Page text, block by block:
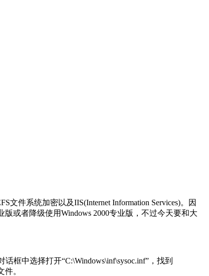
件系统加密以及IIS(Internet Information Services)。因
或者降级使用Windows 2000专业版，不过今天要和大
框中选择打开“C:\Windows\inf\sysoc.inf”，找到
件。